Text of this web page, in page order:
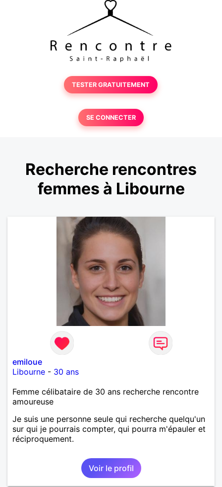
TESTER GRATUITEMENT
SE CONNECTER
Recherche rencontres
femmes à Libourne
emiloue
Libourne - 30 ans
Femme célibataire de 30 ans recherche rencontre
amoureuse
Je suis une personne seule qui recherche quelqu'un
sur qui je pourrais compter, qui pourra m'épauler et
réciproquement.
Voir le profil